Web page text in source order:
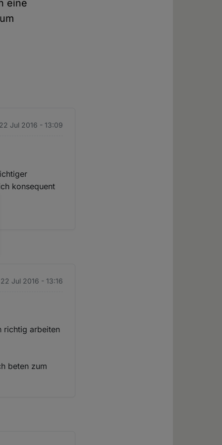
eine
Jul 2016 - 13:09
konsequent
22 Jul 2016 - 13:16
richtig arbeiten
beten zum